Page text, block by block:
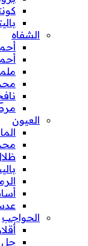
الشفاه
العيون
الحواجب
جل